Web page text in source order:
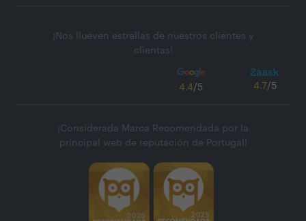
¡Nos llueven estrellas de nuestros clientes y
clientas!
4.4/5 4.7/5
¡Considerada Marca Recomendada por la
principal web de reputación de Portugal!